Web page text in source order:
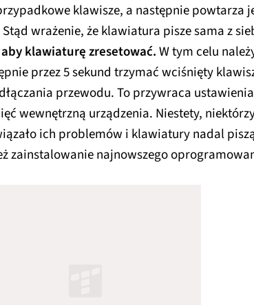
klawisze, a następnie powtarza
wrażenie, że klawiatura pisze sama z
klawiaturę zresetować.W tym celu
przez 5 sekund trzymać wciśnięty
przewodu. To przywraca ustawienia
wewnętrzną urządzenia. Niestety,
ich problemów i klawiatury nadal
zainstalowanie najnowszego